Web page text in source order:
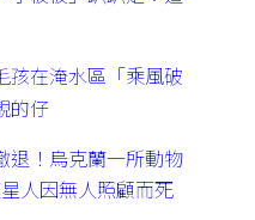
孩在淹水區「乘風破
的仔
退！烏克蘭一所動物
人因無人照顧而死